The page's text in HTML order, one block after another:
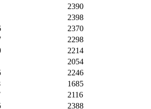
2390
2398
2370
2298
2214
2054
2246
1685
2116
2388